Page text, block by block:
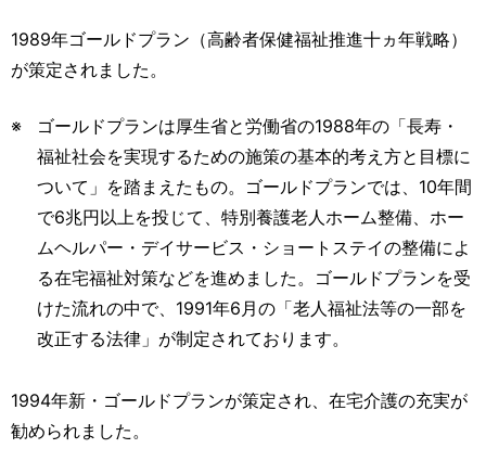
1989年ゴールドプラン（高齢者保健福祉推進十ヵ年戦略）
が策定されました。
ゴールドプランは厚生省と労働省の1988年の「長寿・
福祉社会を実現するための施策の基本的考え方と目標に
ついて」を踏まえたもの。ゴールドプランでは、10年間
で6兆円以上を投じて、特別養護老人ホーム整備、ホー
ムヘルパー・デイサービス・ショートステイの整備によ
る在宅福祉対策などを進めました。ゴールドプランを受
けた流れの中で、1991年6月の「老人福祉法等の一部を
改正する法律」が制定されております。
1994年新・ゴールドプランが策定され、在宅介護の充実が
勧められました。